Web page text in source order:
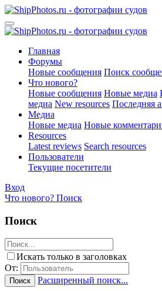
Главная
Форумы
Новые сообщения Поиск
Что нового?
Новые сообщения Новые медиа
медиа New resources Последняя
Медиа
Новые медиа Новые
Resources
Latest reviews Search resources
Пользователи
Текущие посетители
Вход
Что нового? Поиск
Поиск
Искать только в заголовках
От:
Поиск Расширенный поиск...